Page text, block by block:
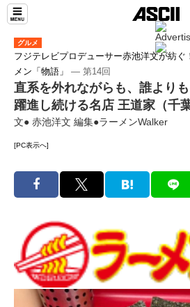
グルメ
フジテレビプロデューサー赤池洋文が紡ぐ
メン「物語」 ― 第14回
直系を外れながらも、誰よりも
躍進し続ける名店 王道家（千
文● 赤池洋文 編集●ラーメンWalker
[PC表示へ]